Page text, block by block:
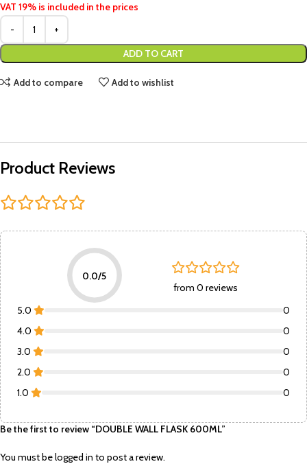
VAT 19% is included in the prices
ADD TO CART
Add to compare Add to wishlist
Product Reviews
0.0/5
from 0 reviews
5.0
0
4.0
0
3.0
0
2.0
0
1.0
0
Be the first to review “DOUBLE WALL FLASK 600ML”
You must belogged in to post a review.